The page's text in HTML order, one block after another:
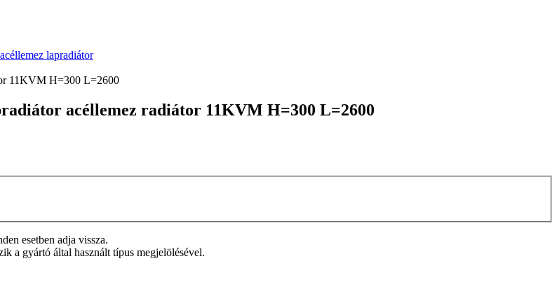
lapradiátor
11KVM H=300 L=2600
acéllemez radiátor 11KVM H=300 L=2600
esetben adja vissza.
a gyártó által használt típus megjelölésével.